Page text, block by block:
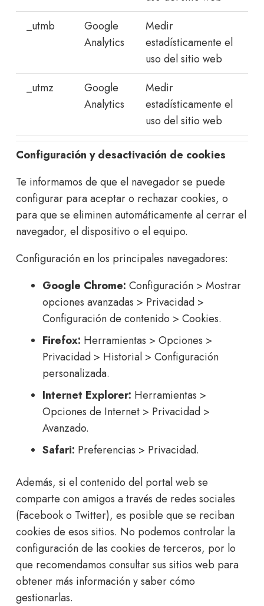
_utmb
Google
Analytics
Medir
estadísticamente el
uso del sitio web
_utmz
Google
Analytics
Medir
estadísticamente el
uso del sitio web
Configuración y desactivación de cookies
Te informamos de que el navegador se puede
configurar para aceptar o rechazar cookies, o
para que se eliminen automáticamente al cerrar el
navegador, el dispositivo o el equipo.
Configuración en los principales navegadores:
Google Chrome: Configuración > Mostrar
opciones avanzadas > Privacidad >
Configuración de contenido > Cookies.
Firefox: Herramientas > Opciones >
Privacidad > Historial > Configuración
personalizada.
Internet Explorer: Herramientas >
Opciones de Internet > Privacidad >
Avanzado.
Safari: Preferencias > Privacidad.
Además, si el contenido del portal web se
comparte con amigos a través de redes sociales
(Facebook o Twitter), es posible que se reciban
cookies de esos sitios. No podemos controlar la
configuración de las cookies de terceros, por lo
que recomendamos consultar sus sitios web para
obtener más información y saber cómo
gestionarlas.